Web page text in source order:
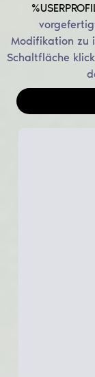
Modifikation zu
Schaltfläche